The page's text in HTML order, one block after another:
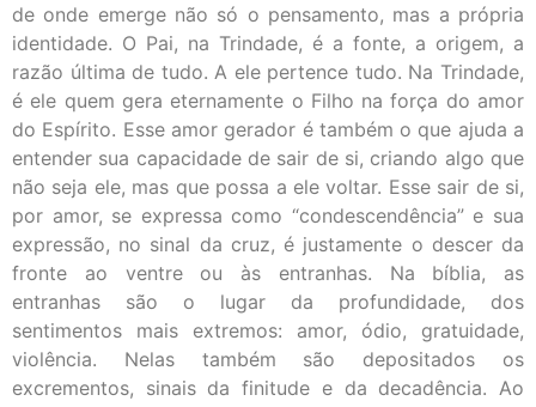
de onde emerge não só o pensamento, mas a própria
identidade. O Pai, na Trindade, é a fonte, a origem, a
razão última de tudo. A ele pertence tudo. Na Trindade,
é ele quem gera eternamente o Filho na força do amor
do Espírito. Esse amor gerador é também o que ajuda a
entender sua capacidade de sair de si, criando algo que
não seja ele, mas que possa a ele voltar. Esse sair de si,
por amor, se expressa como “condescendência” e sua
expressão, no sinal da cruz, é justamente o descer da
fronte ao ventre ou às entranhas. Na bíblia, as
entranhas são o lugar da profundidade, dos
sentimentos mais extremos: amor, ódio, gratuidade,
violência. Nelas também são depositados os
excrementos, sinais da finitude e da decadência. Ao